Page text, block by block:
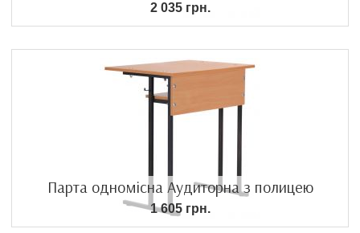
2 035 грн.
Парта одномісна Аудиторна з полицею
1 605 грн.